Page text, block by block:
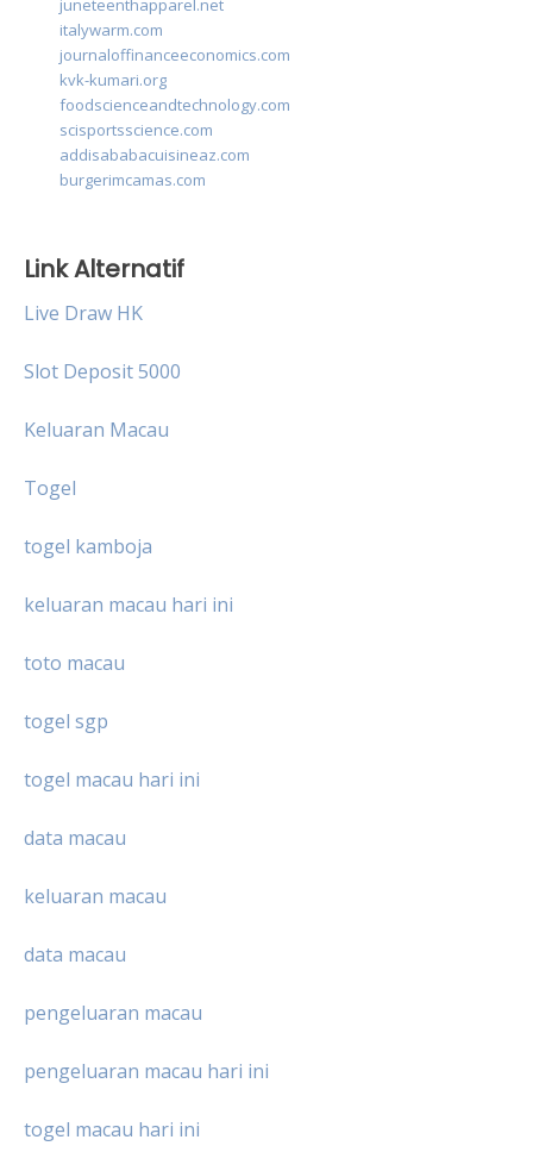
juneteenthapparel.net
italywarm.com
journaloffinanceeconomics.com
kvk-kumari.org
foodscienceandtechnology.com
scisportsscience.com
addisababacuisineaz.com
burgerimcamas.com
Link Alternatif
Live Draw HK
Slot Deposit 5000
Keluaran Macau
Togel
togel kamboja
keluaran macau hari ini
toto macau
togel sgp
togel macau hari ini
data macau
keluaran macau
data macau
pengeluaran macau
pengeluaran macau hari ini
togel macau hari ini